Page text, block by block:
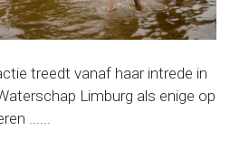
treedt vanaf haar intrede in
Limburg als enige op
......